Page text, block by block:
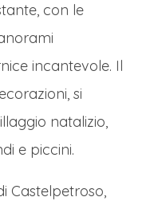
con le
incantevole. Il
si
natalizio,
e piccini.
Castelpetroso,